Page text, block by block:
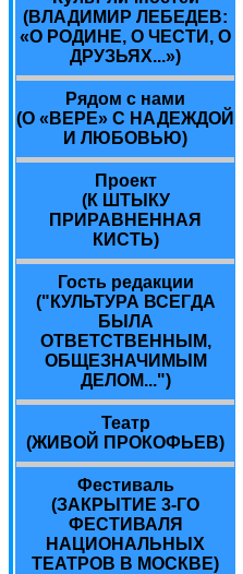
(ВЛАДИМИР ЛЕБЕДЕВ:
«О РОДИНЕ, О ЧЕСТИ, О
ДРУЗЬЯХ...»)
Рядом с нами
(О «ВЕРЕ» С НАДЕЖДОЙ
И ЛЮБОВЬЮ)
Проект
(К ШТЫКУ
ПРИРАВНЕННАЯ
КИСТЬ)
Гость редакции
("КУЛЬТУРА ВСЕГДА
БЫЛА
ОТВЕТСТВЕННЫМ,
ОБЩЕЗНАЧИМЫМ
ДЕЛОМ...")
Театр
(ЖИВОЙ ПРОКОФЬЕВ)
Фестиваль
(ЗАКРЫТИЕ 3-ГО
ФЕСТИВАЛЯ
НАЦИОНАЛЬНЫХ
ТЕАТРОВ В МОСКВЕ)